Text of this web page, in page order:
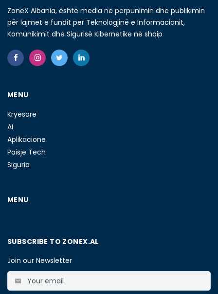
ZoneX Albania, është media në përpunimin dhe publikimin
për lajmet e fundit për Teknologjinë e Informacionit,
Komunikimit dhe Sigurisë Kibernetike në shqip
MENU
Kryesore
AI
Aplikacione
Paisje Tech
Siguria
MENU
SUBSCRIBE TO ZONEX.AL
Join our Newsletter